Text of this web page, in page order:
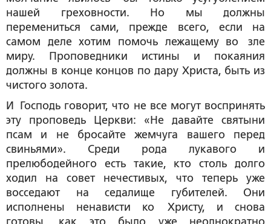
нашей греховности. Но мы должны
перемениться сами, прежде всего, если на
самом деле хотим помочь лежащему во зле
миру. Проповедники истины и покаяния
должны в конце концов по дару Христа, быть из
чистого золота.
И Господь говорит, что не все могут воспринять
эту проповедь Церкви: «Не давайте святыни
псам и не бросайте жемчуга вашего перед
свиньями». Среди рода лукавого и
прелюбодейного есть такие, кто столь долго
ходил на совет нечестивых, что теперь уже
восседают на седалище губителей. Они
исполнены ненависти ко Христу, и снова
готовы, как это было уже неоднократно